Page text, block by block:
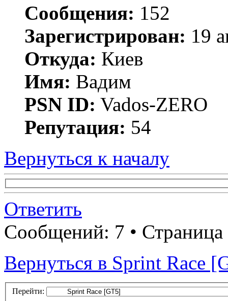
Сообщения: 152
Зарегистрирован: 19
Откуда: Киев
Имя: Вадим
PSN ID: Vados-ZERO
Репутация: 54
Вернуться к началу
Ответить
Сообщений: 7 • Страница
Вернуться в Sprint Race
Перейти: